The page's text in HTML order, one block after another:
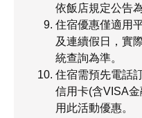
依飯店規定公告為
住宿優惠僅適用
及連續假日，實
統查詢為準。
住宿需預先電話
信用卡(含VISA
用此活動優惠。